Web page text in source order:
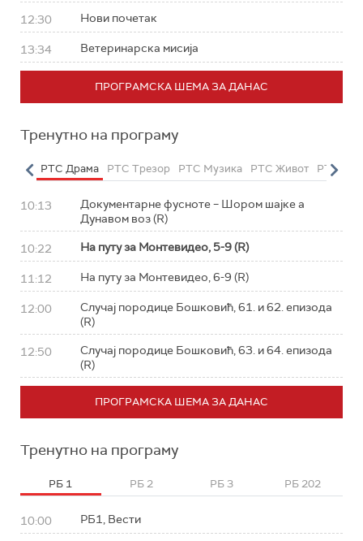
12:30 Нови почетак
13:34 Ветеринарска мисија
ПРОГРАМСКА ШЕМА ЗА ДАНАС
Тренутно на програму
РТС Драма РТС Трезор РТС Музика РТС Живот РТС
10:13
Документарне фусноте – Шором шајке а
Дунавом воз (R)
10:22 На путу за Монтевидео, 5-9 (R)
11:12 На путу за Монтевидео, 6-9 (R)
12:00
Случај породице Бошковић, 61. и 62. епизода
(R)
12:50
Случај породице Бошковић, 63. и 64. епизода
(R)
ПРОГРАМСКА ШЕМА ЗА ДАНАС
Тренутно на програму
РБ 1 РБ 2 РБ 3 РБ 202
10:00 РБ1, Вести